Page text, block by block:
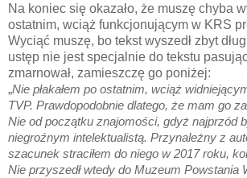
Na koniec się okazało, że muszę chyba
ostatnim, wciąż funkcjonującym w KRS
Wyciąć muszę, bo tekst wyszedł zbyt
ustęp nie jest specjalnie do tekstu
zmarnował, zamieszczę go poniżej:
„Nie płakałem po ostatnim, wciąż
TVP. Prawdopodobnie dlatego, że mam go
Nie od początku znajomości, gdyż najprzód
niegroźnym intelektualistą. Przynależny z
szacunek straciłem do niego w 2017 roku,
Nie przyszedł wtedy do Muzeum Powstania